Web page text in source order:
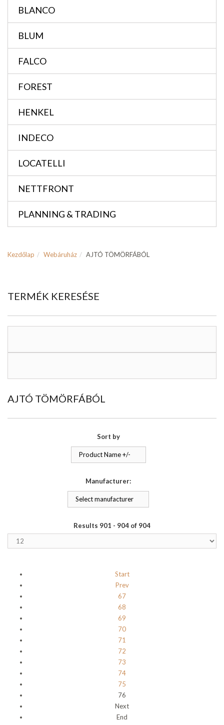
BLANCO
BLUM
FALCO
FOREST
HENKEL
INDECO
LOCATELLI
NETTFRONT
PLANNING & TRADING
Kezdőlap Webáruház AJTÓ TÖMÖRFÁBÓL
TERMÉK KERESÉSE
AJTÓ TÖMÖRFÁBÓL
Sort by
Product Name +/-
Manufacturer:
Select manufacturer
Results 901 - 904 of 904
Start
Prev
67
68
69
70
71
72
73
74
75
76
Next
End